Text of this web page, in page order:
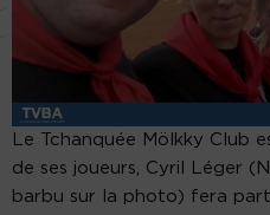
Le Tchanquée Mölkky Club
de ses joueurs, Cyril Léger
barbu sur la photo) fera